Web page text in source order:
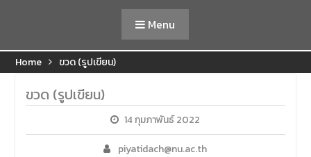
Menu
Home ขวด (รูปเขียน)
ขวด (รูปเขียน)
14 กุมภาพันธ์ 2022
piyatidach@nu.ac.th